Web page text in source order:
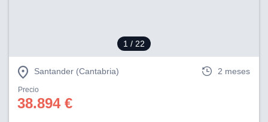
1 / 22
Santander (Cantabria) 2 meses
Precio
38.894 €